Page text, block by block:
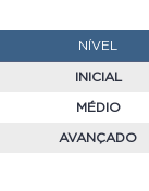
NÍVEL
INICIAL
MÉDIO
AVANÇADO